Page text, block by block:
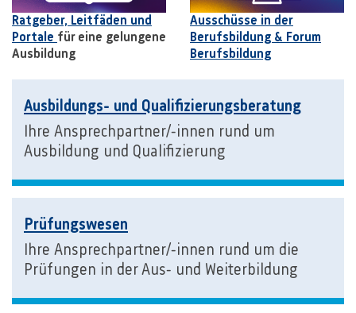
Ratgeber, Leitfäden und
Portale für eine gelungene
Ausbildung
Ausschüsse in der
Berufsbildung & Forum
Berufsbildung
Ausbildungs- und Qualifizierungsberatung
Ihre Ansprechpartner/-innen rund um
Ausbildung und Qualifizierung
Prüfungswesen
Ihre Ansprechpartner/-innen rund um die
Prüfungen in der Aus- und Weiterbildung